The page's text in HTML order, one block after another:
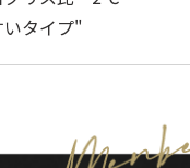
いタイプ"